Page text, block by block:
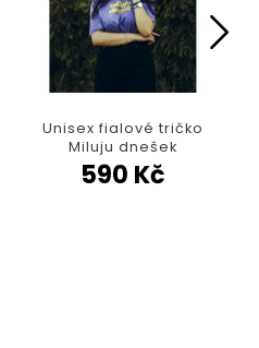
Unisex fialové tričko
Miluju dnešek
590 Kč